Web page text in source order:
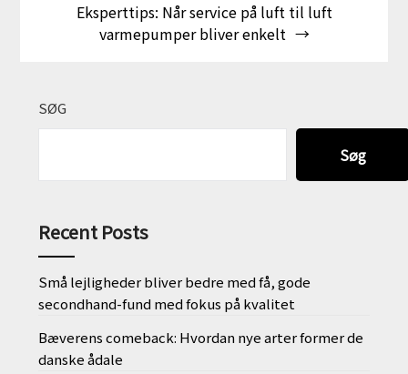
Eksperttips: Når service på luft til luft
varmepumper bliver enkelt
SØG
Søg
Recent Posts
Små lejligheder bliver bedre med få, gode
secondhand-fund med fokus på kvalitet
Bæverens comeback: Hvordan nye arter former de
danske ådale